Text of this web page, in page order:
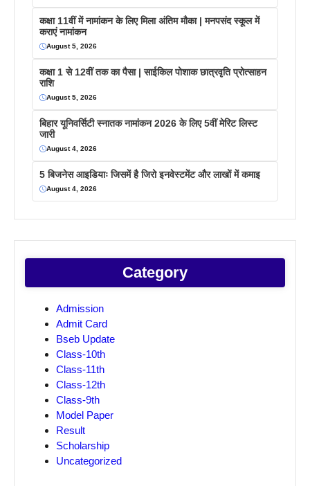
कक्षा 11वीं में नामांकन के लिए मिला अंतिम मौका | मनपसंद स्कूल में
कराएं नामांकन
August 5, 2026
कक्षा 1 से 12वीं तक का पैसा | साईकिल पोशाक छात्रवृति प्रोत्साहन
राशि
August 5, 2026
बिहार यूनिवर्सिटी स्नातक नामांकन 2026 के लिए 5वीं मेरिट लिस्ट
जारी
August 4, 2026
5 बिजनेस आइडियाः जिसमें है जिरो इनवेस्टमेंट और लाखों में कमाइ
August 4, 2026
Category
Admission
Admit Card
Bseb Update
Class-10th
Class-11th
Class-12th
Class-9th
Model Paper
Result
Scholarship
Uncategorized